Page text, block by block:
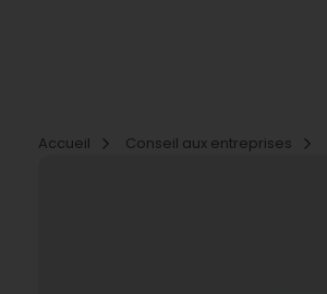
Accueil
Conseil aux entreprises